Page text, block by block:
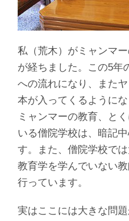
私（荒木）がミャンマ
が経ちました。この5年
への流れになり、また
本が入ってくるようにな
ミャンマーの教育、と
いる僧院学校は、暗記
す。また、僧院学校で
教育学を学んでいない
行っています。
実はここには大きな問